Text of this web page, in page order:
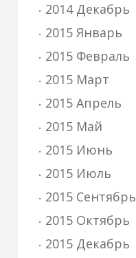
2014 Декабрь
2015 Январь
2015 Февраль
2015 Март
2015 Апрель
2015 Май
2015 Июнь
2015 Июль
2015 Сентябрь
2015 Октябрь
2015 Декабрь